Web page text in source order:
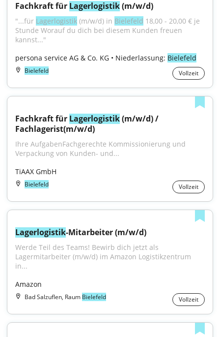
Fachkraft für Lagerlogistik (m/w/d)
"...für Lagerlogistik (m/w/d) in Bielefeld 18,00 - 20,00 € je
Stunde Worauf du dich bei diesem Kunden freuen
kannst..."
persona service AG & Co. KG • Niederlassung: Bielefeld
Bielefeld Vollzeit
Fachkraft für Lagerlogistik (m/w/d) /
Fachlagerist(m/w/d)
Ihre AufgabenFachgerechte Kommissionierung und
Verpackung von Kunden- und...
TiAAX GmbH
Bielefeld Vollzeit
Lagerlogistik-Mitarbeiter (m/w/d)
Werde Teil des Teams! Bewirb dich jetzt als
Lagermitarbeiter (m/w/d) im Amazon Logistikzentrum
in...
Amazon
Bad Salzuflen, Raum Bielefeld Vollzeit